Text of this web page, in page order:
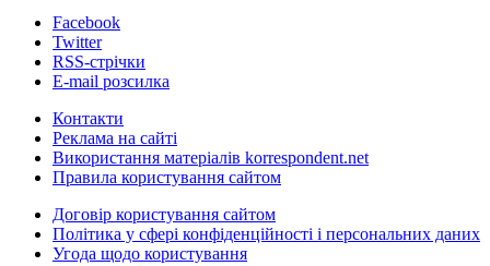
Facebook
Twitter
RSS-стрічки
E-mail розсилка
Контакти
Реклама на сайті
Використання матеріалів korrespondent.net
Правила користування сайтом
Договір користування сайтом
Політика у сфері конфіденційності і персональних даних
Угода щодо користування